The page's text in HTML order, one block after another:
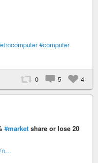
#computer
0 5 4
#market share or lose 20
n…